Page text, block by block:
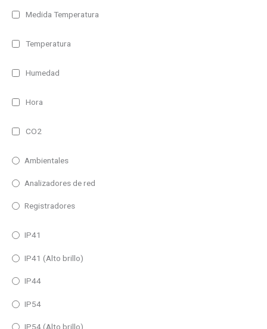
Medida Temperatura
Temperatura
Humedad
Hora
CO2
Ambientales
Analizadores de red
Registradores
IP41
IP41 (Alto brillo)
IP44
IP54
IP54 (Alto brillo)